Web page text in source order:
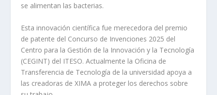
se alimentan las bacterias.
Esta innovación científica fue merecedora del premio
de patente del Concurso de Invenciones 2025 del
Centro para la Gestión de la Innovación y la Tecnología
(CEGINT) del ITESO. Actualmente la Oficina de
Transferencia de Tecnología de la universidad apoya a
las creadoras de XIMA a proteger los derechos sobre